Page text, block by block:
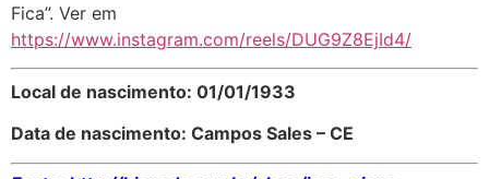
Fica”. Ver em
https://www.instagram.com/reels/DUG9Z8EjId4/
Local de nascimento: 01/01/1933
Data de nascimento: Campos Sales – CE